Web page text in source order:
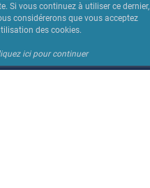
Si vous continuez à utiliser ce dernier,
considérerons que vous acceptez
des cookies.
ici pour continuer